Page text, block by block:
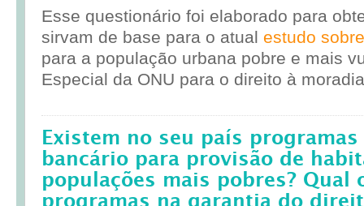
Esse questionário foi elaborado para
sirvam de base para o atual estudo
para a população urbana pobre e mais
Especial da ONU para o direito à
Existem no seu país
bancário para provisão de
populações mais pobres? Qual
programas na garantia do